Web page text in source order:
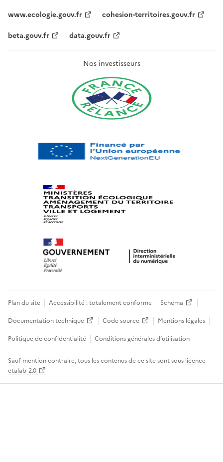
www.ecologie.gouv.fr
cohesion-territoires.gouv.fr
beta.gouv.fr
data.gouv.fr
Nos investisseurs
Plan du site Accessibilité : totalement conforme
Schéma
Documentation technique
Code source
Mentions légales
Politique de confidentialité
Conditions générales d’utilisation
Sauf mention contraire, tous les contenus de ce site sont sous licence
etalab-2.0